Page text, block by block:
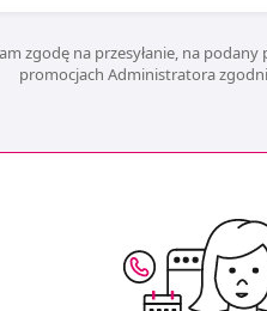
zgodę na przesyłanie, na
promocjach Administratora